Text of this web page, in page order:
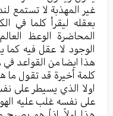
غير المهذبة لا تستمع
بعقله ليقرأ كلما في
المحاضرة الوعظ
الوجود لا عقل فيه كما
هذا ايضا من القواعد
كلمة أخيرة قد تقول ما
اولا الذي يسيطر على
على نفسه غلب عليه